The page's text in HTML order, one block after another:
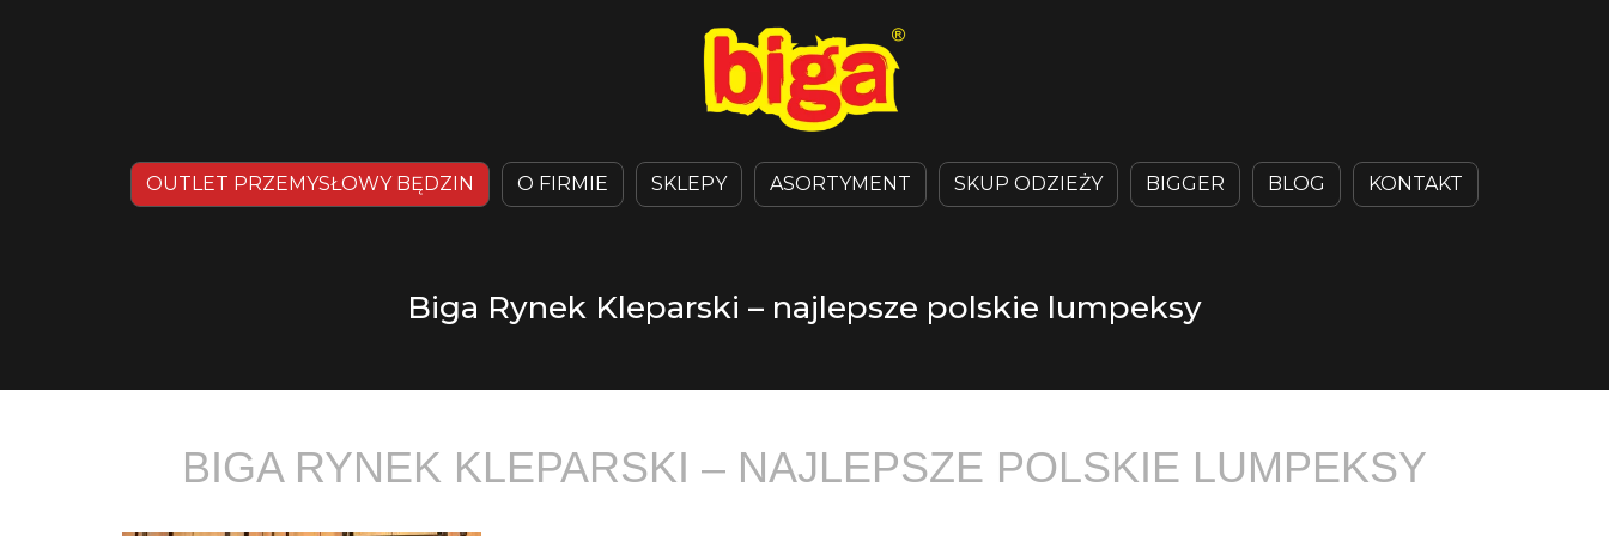
OUTLET PRZEMYSŁOWY BĘDZIN O FIRMIE SKLEPY ASORTYMENT SKUP ODZIEŻY BIGGER BLOG KONTAKT
Biga Rynek Kleparski – najlepsze polskie lumpeksy
BIGA RYNEK KLEPARSKI – NAJLEPSZE POLSKIE LUMPEKSY